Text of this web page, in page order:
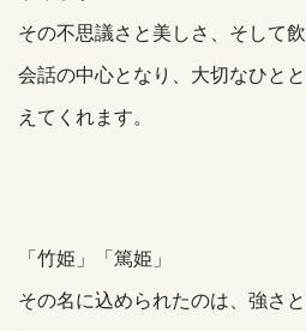
その不思議さと美しさ、そして
会話の中心となり、大切なひと
えてくれます。
「竹姫」「篤姫」
その名に込められたのは、強さ